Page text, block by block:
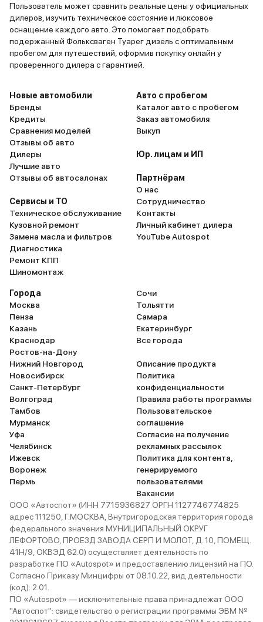
Пользователь может сравнить реальные цены у официальных
дилеров, изучить техническое состояние и люксовое
оснащение каждого авто. Это помогает подобрать
подержанный Фольксваген Туарег дизель с оптимальным
пробегом для путешествий, оформив покупку онлайн у
проверенного дилера с гарантией.
Новые автомобили
Бренды
Кредиты
Сравнения моделей
Отзывы об авто
Дилеры
Лучшие авто
Отзывы об автосалонах
Сервисы и ТО
Техническое обслуживание
Кузовной ремонт
Замена масла и фильтров
Диагностика
Ремонт КПП
Шиномонтаж
Авто с пробегом
Каталог авто с пробегом
Заказ автомобиля
Выкуп
Юр. лицам и ИП
Партнёрам
О нас
Сотрудничество
Контакты
Личный кабинет дилера
YouTube Autospot
Города
Москва
Пенза
Казань
Краснодар
Ростов-на-Дону
Нижний Новгород
Новосибирск
Санкт-Петербург
Волгоград
Тамбов
Мурманск
Уфа
Челябинск
Ижевск
Воронеж
Пермь
Сочи
Тольятти
Самара
Екатеринбург
Все города
Описание продукта
Политика
конфиденциальности
Правила работы программы
Пользовательское
соглашение
Согласие на получение
рекламных рассылок
Политика для контента,
генерируемого
пользователями
Вакансии
ООО «Автоспот» (ИНН 7715936827 ОРГН 1127746774825
адрес 111250, Г.МОСКВА, Внутригородская территория города
федерального значения МУНИЦИПАЛЬНЫЙ ОКРУГ
ЛЕФОРТОВО, ПРОЕЗД ЗАВОДА СЕРП И МОЛОТ, Д. 10, ПОМЕЩ.
41Н/9, ОКВЭД 62.0) осуществляет деятельность по
разработке ПО «Autospot» и предоставлению лицензий на ПО.
Согласно Приказу Минцифры от 08.10.22, вид деятельности
(код): 2.01.
ПО «Autospot» — исключительные права принадлежат ООО
"Автоспот": свидетельство о регистрации программы ЭВМ №